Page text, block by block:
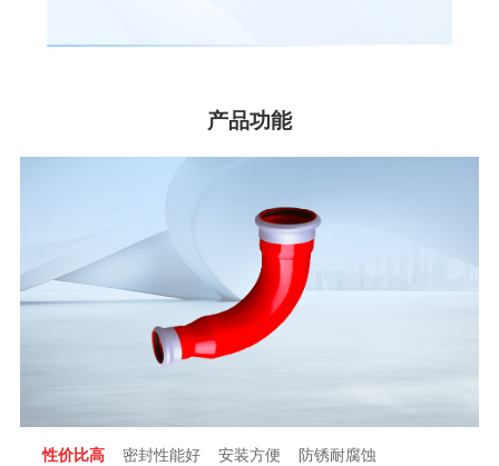
产品功能
性价比高 密封性能好 安装方便 防锈耐腐蚀